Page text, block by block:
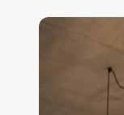
Saltar